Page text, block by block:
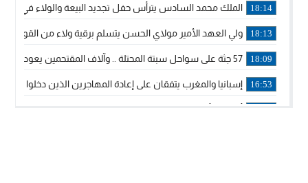
18:14 الملك محمد السادس يترأس حفل تجديد البيعة والولاء في
18:13 ولي العهد الأمير مولاي الحسن يتسلم برقية ولاء من القوات
18:09 57 جثة على سواحل سبتة المحتلة .. وآلاف المقتحمين يعودون إلى المغرب
16:53 إسبانيا والمغرب يتفقان على إعادة المهاجرين الذين دخلوا سبتة